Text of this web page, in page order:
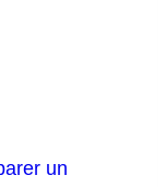
un